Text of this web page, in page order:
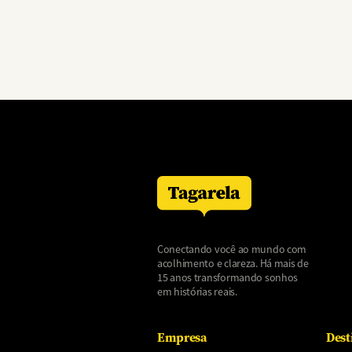
Conectando você ao mundo com
acolhimento e clareza. Há mais de
15 anos transformando sonhos
em histórias reais.
Empresa